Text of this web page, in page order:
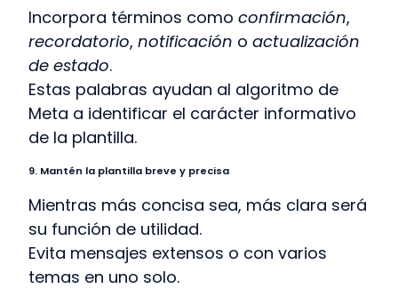
Incorpora términos como confirmación,
recordatorio, notificación o actualización
de estado.
Estas palabras ayudan al algoritmo de
Meta a identificar el carácter informativo
de la plantilla.
9. Mantén la plantilla breve y precisa
Mientras más concisa sea, más clara será
su función de utilidad.
Evita mensajes extensos o con varios
temas en uno solo.